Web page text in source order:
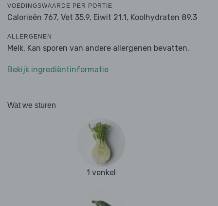
VOEDINGSWAARDE PER PORTIE
Calorieën 767, Vet 35.9, Eiwit 21.1, Koolhydraten 89.3
ALLERGENEN
Melk. Kan sporen van andere allergenen bevatten.
Bekijk ingrediëntinformatie
Wat we sturen
1 venkel